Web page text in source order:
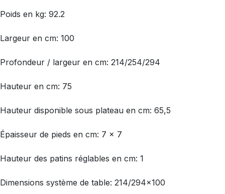
Poids en kg: 92.2
Largeur en cm: 100
Profondeur / largeur en cm: 214/254/294
Hauteur en cm: 75
Hauteur disponible sous plateau en cm: 65,5
Épaisseur de pieds en cm: 7 x 7
Hauteur des patins réglables en cm: 1
Dimensions système de table: 214/294x100